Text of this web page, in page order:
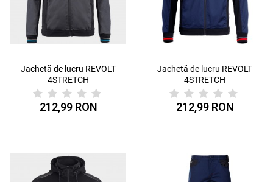
Jachetă de lucru REVOLT
4STRETCH
GRI/NEGRU/PETROL
212,99 RON
Jachetă de lucru REVOLT
4STRETCH
BLEUMARIN/NEGRU/ROȘU
212,99 RON